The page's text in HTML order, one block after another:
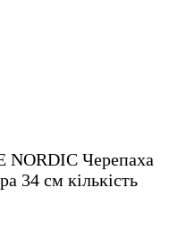
NORDIC Черепаха
34 см кількість